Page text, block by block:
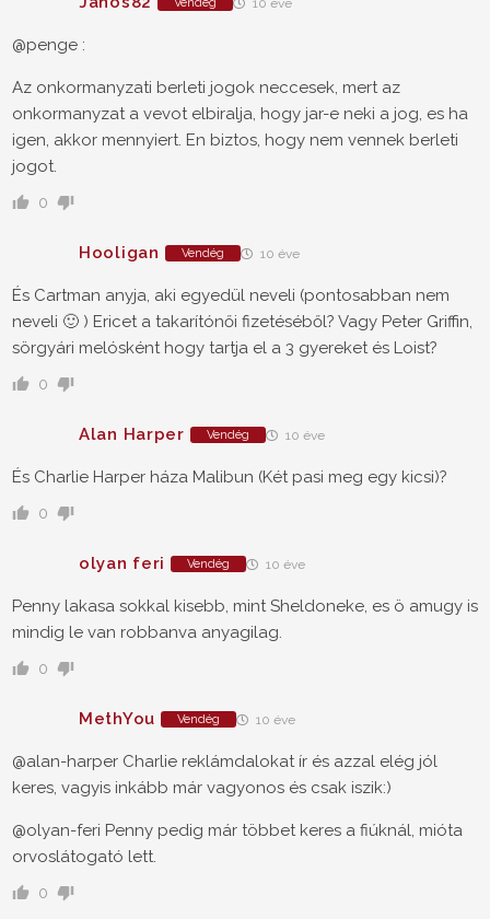
10 éve
@penge :
Az onkormanyzati berleti jogok neccesek, mert az
onkormanyzat a vevot elbiralja, hogy jar-e neki a jog, es ha
igen, akkor mennyiert. En biztos, hogy nem vennek berleti
jogot.
0
Hooligan Vendég 10 éve
És Cartman anyja, aki egyedül neveli (pontosabban nem
neveli 🙂 ) Ericet a takarítónői fizetéséből? Vagy Peter Griffin,
sörgyári melósként hogy tartja el a 3 gyereket és Loist?
0
Alan Harper Vendég 10 éve
És Charlie Harper háza Malibun (Két pasi meg egy kicsi)?
0
olyan feri Vendég 10 éve
Penny lakasa sokkal kisebb, mint Sheldoneke, es ö amugy is
mindig le van robbanva anyagilag.
0
MethYou Vendég 10 éve
@alan-harper Charlie reklámdalokat ír és azzal elég jól
keres, vagyis inkább már vagyonos és csak iszik:)
@olyan-feri Penny pedig már többet keres a fiúknál, mióta
orvoslátogató lett.
0